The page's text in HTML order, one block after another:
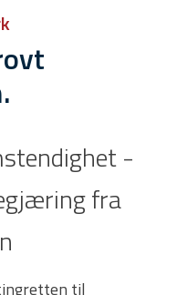
-
fra
til